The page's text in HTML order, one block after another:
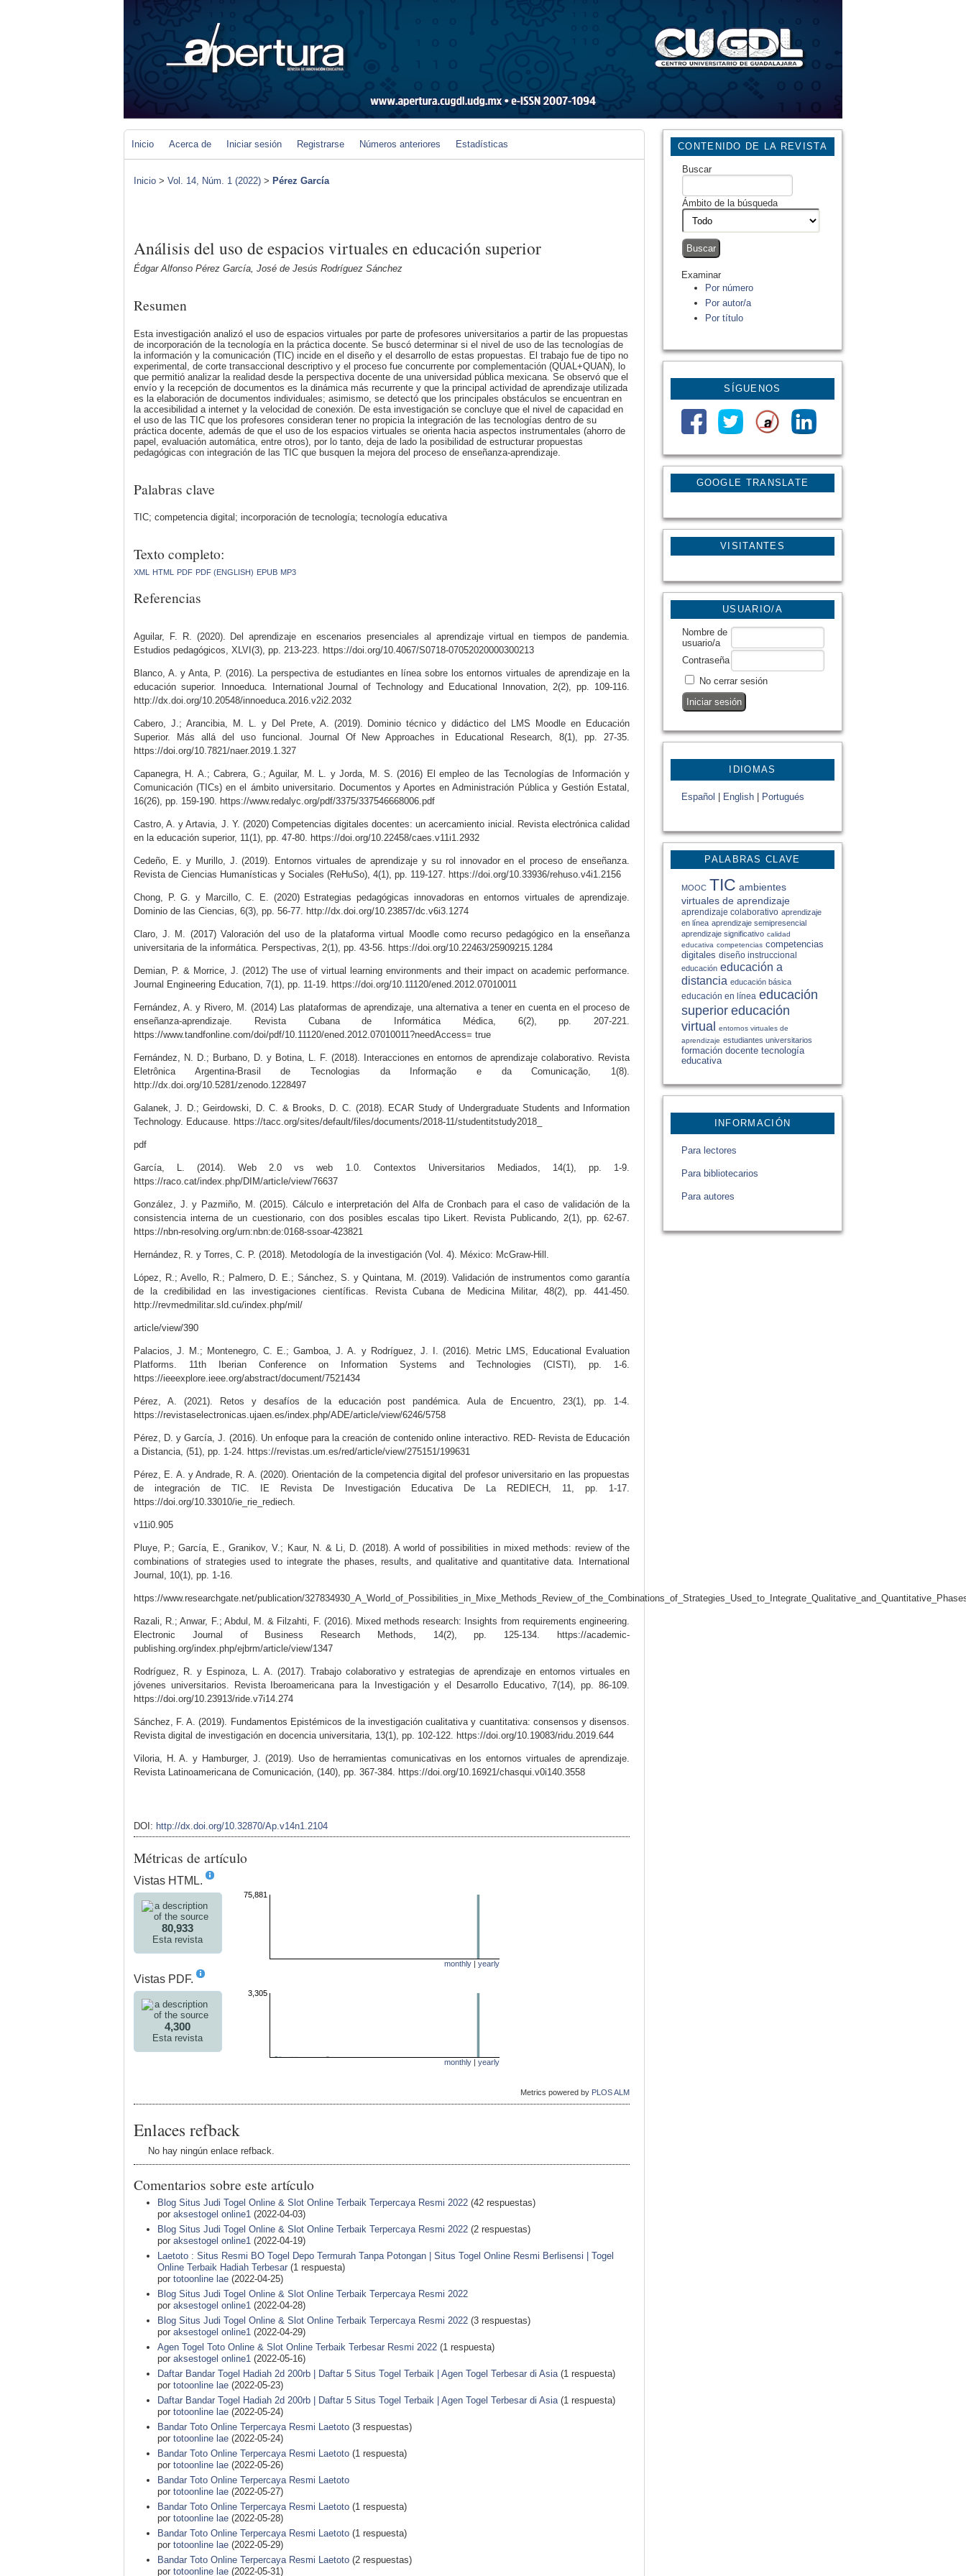
GOOGLE TRANSLATE
VISITANTES
CONTENIDO DE LA REVISTA
Buscar
Ámbito de la búsqueda
Examinar
Por número
Por autor/a
Por título
SÍGUENOS
USUARIO/A
Nombre de
usuario/a
Contraseña
No cerrar sesión
IDIOMAS
Español English Portugués
PALABRAS CLAVE
MOOC TIC ambientes
virtuales de aprendizaje
aprendizaje colaborativo aprendizaje
en línea aprendizaje semipresencial
aprendizaje significativo calidad
educativa competencias competencias
digitales diseño instruccional
educación educación a
distancia educación básica
educación en línea educación
superior educación
virtual entornos virtuales de
aprendizaje estudiantes universitarios
formación docente tecnología
educativa
INFORMACIÓN
Para lectores
Para bibliotecarios
Para autores
Inicio Acerca de Iniciar sesión Registrarse Números anteriores Estadísticas
Inicio > Vol. 14, Núm. 1 (2022) > Pérez García
Análisis del uso de espacios virtuales en educación superior
Édgar Alfonso Pérez García, José de Jesús Rodríguez Sánchez
Resumen
Esta investigación analizó el uso de espacios virtuales por parte de profesores universitarios a partir de las propuestas
de incorporación de la tecnología en la práctica docente. Se buscó determinar si el nivel de uso de las tecnologías de
la información y la comunicación (TIC) incide en el diseño y el desarrollo de estas propuestas. El trabajo fue de tipo no
experimental, de corte transaccional descriptivo y el proceso fue concurrente por complementación (QUAL+QUAN), lo
que permitió analizar la realidad desde la perspectiva docente de una universidad pública mexicana. Se observó que el
envío y la recepción de documentos es la dinámica más recurrente y que la principal actividad de aprendizaje utilizada
es la elaboración de documentos individuales; asimismo, se detectó que los principales obstáculos se encuentran en
la accesibilidad a internet y la velocidad de conexión. De esta investigación se concluye que el nivel de capacidad en
el uso de las TIC que los profesores consideran tener no propicia la integración de las tecnologías dentro de su
práctica docente, además de que el uso de los espacios virtuales se orienta hacia aspectos instrumentales (ahorro de
papel, evaluación automática, entre otros), por lo tanto, deja de lado la posibilidad de estructurar propuestas
pedagógicas con integración de las TIC que busquen la mejora del proceso de enseñanza-aprendizaje.
Palabras clave
TIC; competencia digital; incorporación de tecnología; tecnología educativa
Texto completo:
XML HTML PDF PDF (ENGLISH) EPUB MP3
Referencias
Aguilar, F. R. (2020). Del aprendizaje en escenarios presenciales al aprendizaje virtual en tiempos de pandemia.
Estudios pedagógicos, XLVI(3), pp. 213-223. https://doi.org/10.4067/S0718-07052020000300213
Blanco, A. y Anta, P. (2016). La perspectiva de estudiantes en línea sobre los entornos virtuales de aprendizaje en la
educación superior. Innoeduca. International Journal of Technology and Educational Innovation, 2(2), pp. 109-116.
http://dx.doi.org/10.20548/innoeduca.2016.v2i2.2032
Cabero, J.; Arancibia, M. L. y Del Prete, A. (2019). Dominio técnico y didáctico del LMS Moodle en Educación
Superior. Más allá del uso funcional. Journal Of New Approaches in Educational Research, 8(1), pp. 27-35.
https://doi.org/10.7821/naer.2019.1.327
Capanegra, H. A.; Cabrera, G.; Aguilar, M. L. y Jorda, M. S. (2016) El empleo de las Tecnologías de Información y
Comunicación (TICs) en el ámbito universitario. Documentos y Aportes en Administración Pública y Gestión Estatal,
16(26), pp. 159-190. https://www.redalyc.org/pdf/3375/337546668006.pdf
Castro, A. y Artavia, J. Y. (2020) Competencias digitales docentes: un acercamiento inicial. Revista electrónica calidad
en la educación superior, 11(1), pp. 47-80. https://doi.org/10.22458/caes.v11i1.2932
Cedeño, E. y Murillo, J. (2019). Entornos virtuales de aprendizaje y su rol innovador en el proceso de enseñanza.
Revista de Ciencias Humanísticas y Sociales (ReHuSo), 4(1), pp. 119-127. https://doi.org/10.33936/rehuso.v4i1.2156
Chong, P. G. y Marcillo, C. E. (2020) Estrategias pedagógicas innovadoras en entornos virtuales de aprendizaje.
Dominio de las Ciencias, 6(3), pp. 56-77. http://dx.doi.org/10.23857/dc.v6i3.1274
Claro, J. M. (2017) Valoración del uso de la plataforma virtual Moodle como recurso pedagógico en la enseñanza
universitaria de la informática. Perspectivas, 2(1), pp. 43-56. https://doi.org/10.22463/25909215.1284
Demian, P. & Morrice, J. (2012) The use of virtual learning environments and their impact on academic performance.
Journal Engineering Education, 7(1), pp. 11-19. https://doi.org/10.11120/ened.2012.07010011
Fernández, A. y Rivero, M. (2014) Las plataformas de aprendizaje, una alternativa a tener en cuenta en el proceso de
enseñanza-aprendizaje. Revista Cubana de Informática Médica, 6(2), pp. 207-221.
https://www.tandfonline.com/doi/pdf/10.11120/ened.2012.07010011?needAccess= true
Fernández, N. D.; Burbano, D. y Botina, L. F. (2018). Interacciones en entornos de aprendizaje colaborativo. Revista
Eletrônica Argentina-Brasil de Tecnologias da Informação e da Comunicação, 1(8).
http://dx.doi.org/10.5281/zenodo.1228497
Galanek, J. D.; Geirdowski, D. C. & Brooks, D. C. (2018). ECAR Study of Undergraduate Students and Information
Technology. Educause. https://tacc.org/sites/default/files/documents/2018-11/studentitstudy2018_
pdf
García, L. (2014). Web 2.0 vs web 1.0. Contextos Universitarios Mediados, 14(1), pp. 1-9.
https://raco.cat/index.php/DIM/article/view/76637
González, J. y Pazmiño, M. (2015). Cálculo e interpretación del Alfa de Cronbach para el caso de validación de la
consistencia interna de un cuestionario, con dos posibles escalas tipo Likert. Revista Publicando, 2(1), pp. 62-67.
https://nbn-resolving.org/urn:nbn:de:0168-ssoar-423821
Hernández, R. y Torres, C. P. (2018). Metodología de la investigación (Vol. 4). México: McGraw-Hill.
López, R.; Avello, R.; Palmero, D. E.; Sánchez, S. y Quintana, M. (2019). Validación de instrumentos como garantía
de la credibilidad en las investigaciones científicas. Revista Cubana de Medicina Militar, 48(2), pp. 441-450.
http://revmedmilitar.sld.cu/index.php/mil/
article/view/390
Palacios, J. M.; Montenegro, C. E.; Gamboa, J. A. y Rodríguez, J. I. (2016). Metric LMS, Educational Evaluation
Platforms. 11th Iberian Conference on Information Systems and Technologies (CISTI), pp. 1-6.
https://ieeexplore.ieee.org/abstract/document/7521434
Pérez, A. (2021). Retos y desafíos de la educación post pandémica. Aula de Encuentro, 23(1), pp. 1-4.
https://revistaselectronicas.ujaen.es/index.php/ADE/article/view/6246/5758
Pérez, D. y García, J. (2016). Un enfoque para la creación de contenido online interactivo. RED- Revista de Educación
a Distancia, (51), pp. 1-24. https://revistas.um.es/red/article/view/275151/199631
Pérez, E. A. y Andrade, R. A. (2020). Orientación de la competencia digital del profesor universitario en las propuestas
de integración de TIC. IE Revista De Investigación Educativa De La REDIECH, 11, pp. 1-17.
https://doi.org/10.33010/ie_rie_rediech.
v11i0.905
Pluye, P.; García, E., Granikov, V.; Kaur, N. & Li, D. (2018). A world of possibilities in mixed methods: review of the
combinations of strategies used to integrate the phases, results, and qualitative and quantitative data. International
Journal, 10(1), pp. 1-16.
https://www.researchgate.net/publication/
Razali, R.; Anwar, F.; Abdul, M. & Filzahti, F. (2016). Mixed methods research: Insights from requirements engineering.
Electronic Journal of Business Research Methods, 14(2), pp. 125-134. https://academic-
publishing.org/index.php/ejbrm/article/view/1347
Rodríguez, R. y Espinoza, L. A. (2017). Trabajo colaborativo y estrategias de aprendizaje en entornos virtuales en
jóvenes universitarios. Revista Iberoamericana para la Investigación y el Desarrollo Educativo, 7(14), pp. 86-109.
https://doi.org/10.23913/ride.v7i14.274
Sánchez, F. A. (2019). Fundamentos Epistémicos de la investigación cualitativa y cuantitativa: consensos y disensos.
Revista digital de investigación en docencia universitaria, 13(1), pp. 102-122. https://doi.org/10.19083/ridu.2019.644
Viloria, H. A. y Hamburger, J. (2019). Uso de herramientas comunicativas en los entornos virtuales de aprendizaje.
Revista Latinoamericana de Comunicación, (140), pp. 367-384. https://doi.org/10.16921/chasqui.v0i140.3558
DOI: http://dx.doi.org/10.32870/Ap.v14n1.2104
Métricas de artículo
Vistas HTML.
80,933
Esta revista
75,881
monthly| yearly
Vistas PDF.
4,300
Esta revista
3,305
monthly| yearly
Metrics powered by PLOS ALM
Enlaces refback
No hay ningún enlace refback.
Comentarios sobre este artículo
Blog Situs Judi Togel Online & Slot Online Terbaik Terpercaya Resmi 2022(42 respuestas)
por aksestogel online1(2022-04-03)
Blog Situs Judi Togel Online & Slot Online Terbaik Terpercaya Resmi 2022(2 respuestas)
por aksestogel online1(2022-04-19)
Laetoto : Situs Resmi BO Togel Depo Termurah Tanpa Potongan | Situs Togel Online Resmi Berlisensi | Togel
Online Terbaik Hadiah Terbesar(1 respuesta)
por totoonline lae(2022-04-25)
Blog Situs Judi Togel Online & Slot Online Terbaik Terpercaya Resmi 2022
por aksestogel online1(2022-04-28)
Blog Situs Judi Togel Online & Slot Online Terbaik Terpercaya Resmi 2022(3 respuestas)
por aksestogel online1(2022-04-29)
Agen Togel Toto Online & Slot Online Terbaik Terbesar Resmi 2022(1 respuesta)
por aksestogel online1(2022-05-16)
Daftar Bandar Togel Hadiah 2d 200rb | Daftar 5 Situs Togel Terbaik | Agen Togel Terbesar di Asia(1 respuesta)
por totoonline lae(2022-05-23)
Daftar Bandar Togel Hadiah 2d 200rb | Daftar 5 Situs Togel Terbaik | Agen Togel Terbesar di Asia(1 respuesta)
por totoonline lae(2022-05-24)
Bandar Toto Online Terpercaya Resmi Laetoto(3 respuestas)
por totoonline lae(2022-05-24)
Bandar Toto Online Terpercaya Resmi Laetoto(1 respuesta)
por totoonline lae(2022-05-26)
Bandar Toto Online Terpercaya Resmi Laetoto
por totoonline lae(2022-05-27)
Bandar Toto Online Terpercaya Resmi Laetoto(1 respuesta)
por totoonline lae(2022-05-28)
Bandar Toto Online Terpercaya Resmi Laetoto(1 respuesta)
por totoonline lae(2022-05-29)
Bandar Toto Online Terpercaya Resmi Laetoto(2 respuestas)
por totoonline lae(2022-05-31)